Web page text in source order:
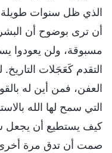
الذي ظل سنوات طويلة
أن ترى بوضوح أن البشر
مسبوقة، ولن يعودوا
التقدم كَعَجَلات
العفن، فمن أين له
التي سمح لها الله
كيف يستطيع أن يجعل
صمت أن تدق مرة أخرى